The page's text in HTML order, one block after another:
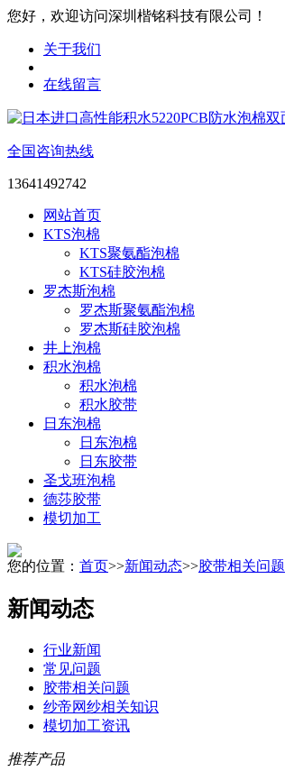
您好，欢迎访问深圳楷铭科技有限公司！
关于我们
在线留言
全国咨询热线
13641492742
网站首页
KTS泡棉
KTS聚氨酯泡棉
KTS硅胶泡棉
罗杰斯泡棉
罗杰斯聚氨酯泡棉
罗杰斯硅胶泡棉
井上泡棉
积水泡棉
积水泡棉
积水胶带
日东泡棉
日东泡棉
日东胶带
圣戈班泡棉
德莎胶带
模切加工
您的位置： 首页>>新闻动态>>胶带相关问题
新闻动态
行业新闻
常见问题
胶带相关问题
纱帝网纱相关知识
模切加工资讯
推荐产品